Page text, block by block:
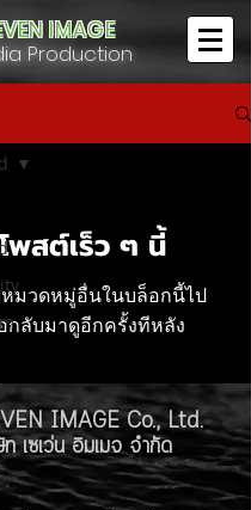
IMAGE
Production
พสต์เร็ว ๆ นี้
หมวดหมู่อื่นในบล็อกนี้ไป
กลับมาดูอีกครั้งทีหลัง
IMAGE Co., Ltd.
เซเว่น อิมเมจ จำกัด